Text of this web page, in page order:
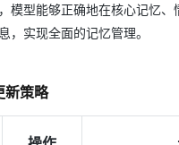
模型能够正确地在核心记忆、
，实现全面的记忆管理。
新策略